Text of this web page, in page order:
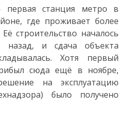
первая станция метро в
где проживает более
строительство началось
назад, и сдача объекта
Хотя первый
сюда ещё в ноябре,
на эксплуатацию
было получено